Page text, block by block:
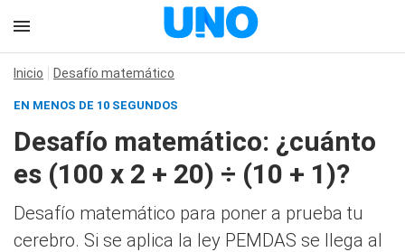
Inicio Desafío matemático
EN MENOS DE 10 SEGUNDOS
Desafío matemático: ¿cuánto
es (100 x 2 + 20) ÷ (10 + 1)?
Desafío matemático para poner a prueba tu
cerebro. Si se aplica la ley PEMDAS se llega al